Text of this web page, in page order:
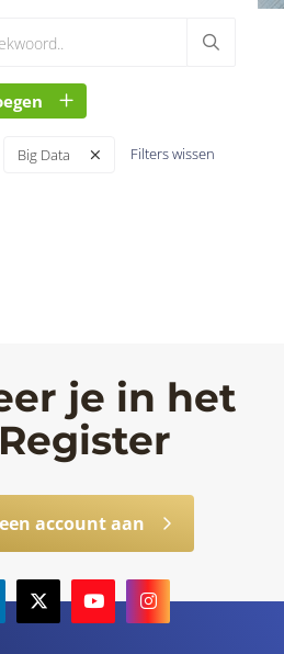
Big Data Filters wissen
je in het
account aan